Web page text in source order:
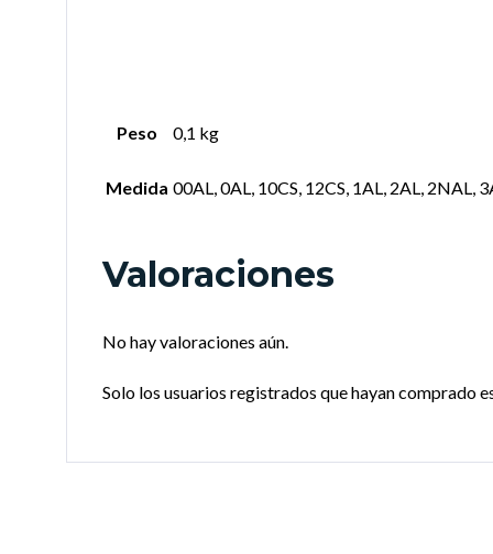
Peso 0,1 kg
Medida 00AL, 0AL, 10CS, 12CS, 1AL, 2AL, 2NAL,
Valoraciones
No hay valoraciones aún.
Solo los usuarios registrados que hayan comprado